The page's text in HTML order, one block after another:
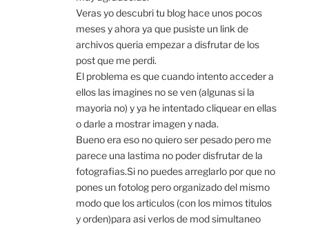
Veras yo descubri tu blog hace unos pocos
meses y ahora ya que pusiste un link de
archivos queria empezar a disfrutar de los
post que me perdi.
El problema es que cuando intento acceder a
ellos las imagines no se ven (algunas si la
mayoria no) y ya he intentado cliquear en ellas
o darle a mostrar imagen y nada.
Bueno era eso no quiero ser pesado pero me
parece una lastima no poder disfrutar de la
fotografias.Si no puedes arreglarlo por que no
pones un fotolog pero organizado del mismo
modo que los articulos (con los mimos titulos
y orden)para asi verlos de mod simultaneo